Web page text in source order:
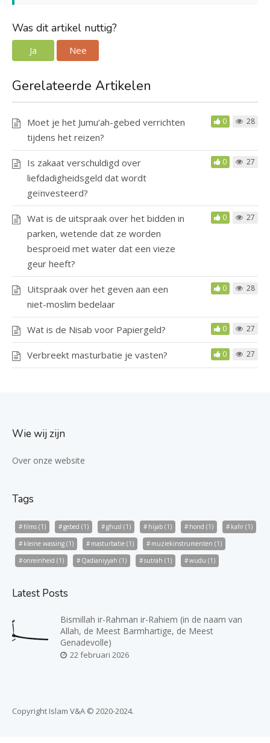
Was dit artikel nuttig?
Ja Nee
Gerelateerde Artikelen
Moet je het Jumu‘ah-gebed verrichten
tijdens het reizen?
0 28
Is zakaat verschuldigd over
liefdadigheidsgeld dat wordt
geïnvesteerd?
0 27
Wat is de uitspraak over het bidden in
parken, wetende dat ze worden
besproeid met water dat een vieze
geur heeft?
0 27
Uitspraak over het geven aan een
niet-moslim bedelaar
0 28
Wat is de Nisab voor Papiergeld? 0 27
Verbreekt masturbatie je vasten? 0 27
Wie wij zijn
Over onze website
Tags
films (1) gebed (1) ghusl (1) hijab (1) hond (1) kafir (1)
kleine wassing (1) masturbatie (1) muziekinstrumenten (1)
onreinheid (1) Qadianiyyah (1) sutrah (1) wudu (1)
Latest Posts
Bismillah ir-Rahman ir-Rahiem (in de naam van
Allah, de Meest Barmhartige, de Meest
Genadevolle)
22 februari 2026
Copyright Islam V&A © 2020-2024.